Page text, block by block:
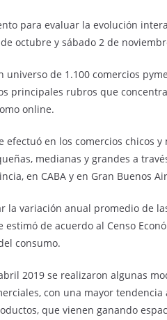
para evaluar la evolución
octubre y sábado 2 de
universo de 1.100 comercios
principales rubros que
online.
efectuó en los comercios chicos
medianas y grandes a
en CABA y en Gran Buenos
la variación anual promedio de
estimó de acuerdo al Censo
consumo.
2019 se realizaron algunas
con una mayor
que vienen ganando